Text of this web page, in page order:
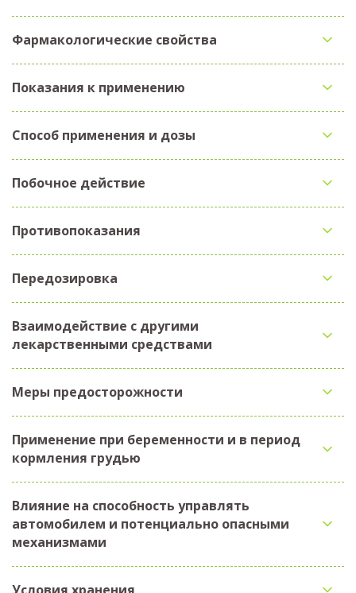
Фармакологические свойства
Показания к применению
Способ применения и дозы
Побочное действие
Противопоказания
Передозировка
Взаимодействие с другими
лекарственными средствами
Меры предосторожности
Применение при беременности и в период
кормления грудью
Влияние на способность управлять
автомобилем и потенциально опасными
механизмами